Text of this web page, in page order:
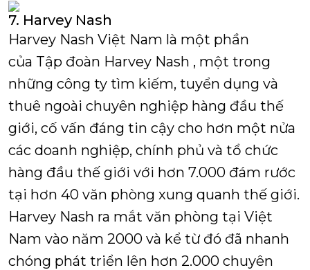
7. Harvey Nash
Harvey Nash Việt Nam là một phần
của Tập đoàn Harvey Nash , một trong
những công ty tìm kiếm, tuyển dụng và
thuê ngoài chuyên nghiệp hàng đầu thế
giới, cố vấn đáng tin cậy cho hơn một nửa
các doanh nghiệp, chính phủ và tổ chức
hàng đầu thế giới với hơn 7.000 đám rước
tại hơn 40 văn phòng xung quanh thế giới.
Harvey Nash ra mắt văn phòng tại Việt
Nam vào năm 2000 và kể từ đó đã nhanh
chóng phát triển lên hơn 2.000 chuyên